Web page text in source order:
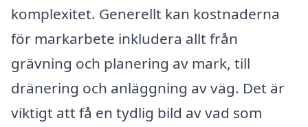
komplexitet. Generellt kan kostnaderna
för markarbete inkludera allt från
grävning och planering av mark, till
dränering och anläggning av väg. Det är
viktigt att få en tydlig bild av vad som